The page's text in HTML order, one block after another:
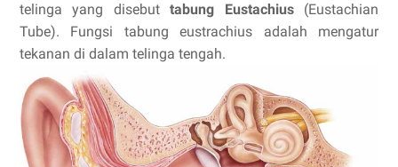
telinga yang disebuttabung Eustachius(Eustachian
Tube). Fungsi tabung eustrachius adalah mengatur
tekanan di dalam telinga tengah.